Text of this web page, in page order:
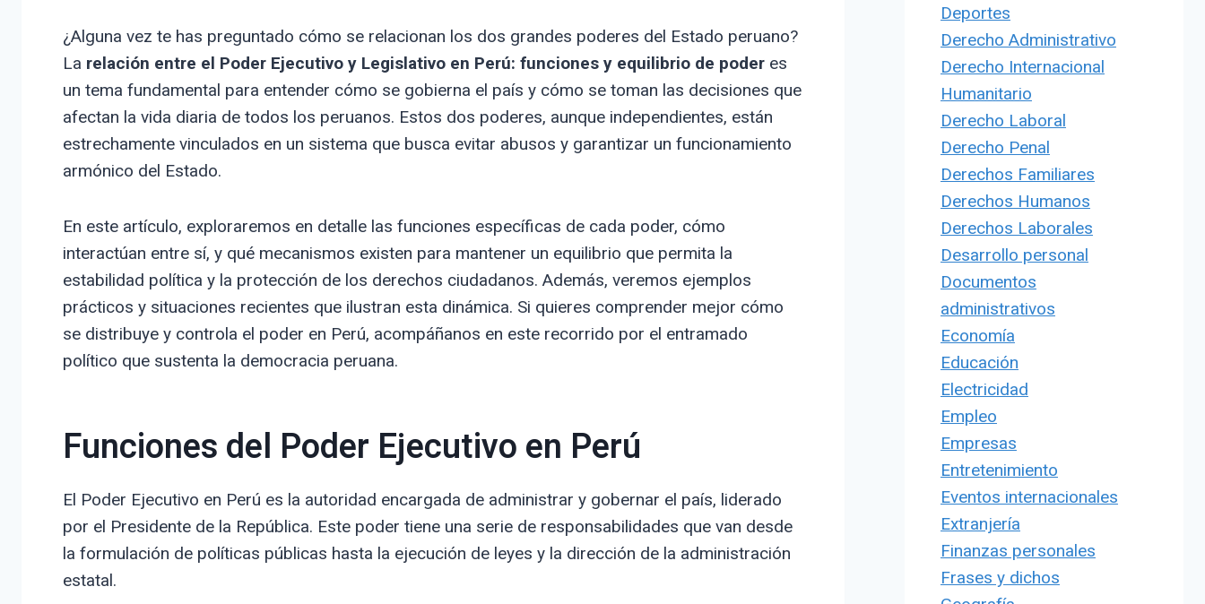
¿Alguna vez te has preguntado cómo se relacionan los dos grandes poderes del Estado peruano?
La relación entre el Poder Ejecutivo y Legislativo en Perú: funciones y equilibrio de poderes
un tema fundamental para entender cómo se gobierna el país y cómo se toman las decisiones que
afectan la vida diaria de todos los peruanos. Estos dos poderes, aunque independientes, están
estrechamente vinculados en un sistema que busca evitar abusos y garantizar un funcionamiento
armónico del Estado.
En este artículo, exploraremos en detalle las funciones específicas de cada poder, cómo
interactúan entre sí, y qué mecanismos existen para mantener un equilibrio que permita la
estabilidad política y la protección de los derechos ciudadanos. Además, veremos ejemplos
prácticos y situaciones recientes que ilustran esta dinámica. Si quieres comprender mejor cómo
se distribuye y controla el poder en Perú, acompáñanos en este recorrido por el entramado
político que sustenta la democracia peruana.
Funciones del Poder Ejecutivo en Perú
El Poder Ejecutivo en Perú es la autoridad encargada de administrar y gobernar el país, liderado
por el Presidente de la República. Este poder tiene una serie de responsabilidades que van desde
la formulación de políticas públicas hasta la ejecución de leyes y la dirección de la administración
estatal.
Deportes
Derecho Administrativo
Derecho Internacional
Humanitario
Derecho Laboral
Derecho Penal
Derechos Familiares
Derechos Humanos
Derechos Laborales
Desarrollo personal
Documentos
administrativos
Economía
Educación
Electricidad
Empleo
Empresas
Entretenimiento
Eventos internacionales
Extranjería
Finanzas personales
Frases y dichos